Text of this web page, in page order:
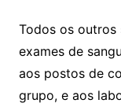
Todos os outros
exames de
aos postos de
grupo, e aos